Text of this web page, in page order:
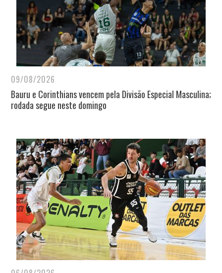
09/08/2026
Bauru e Corinthians vencem pela Divisão Especial Masculina;
rodada segue neste domingo